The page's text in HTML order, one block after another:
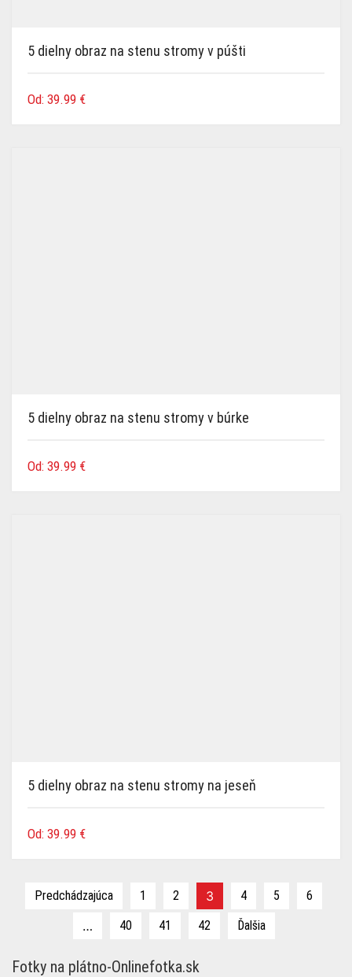
5 dielny obraz na stenu stromy v púšti
Od: 39.99 €
5 dielny obraz na stenu stromy v búrke
Od: 39.99 €
5 dielny obraz na stenu stromy na jeseň
Od: 39.99 €
Predchádzajúca 1 2 3 4 5 6
… 40 41 42 Ďalšia
Fotky na plátno-Onlinefotka.sk